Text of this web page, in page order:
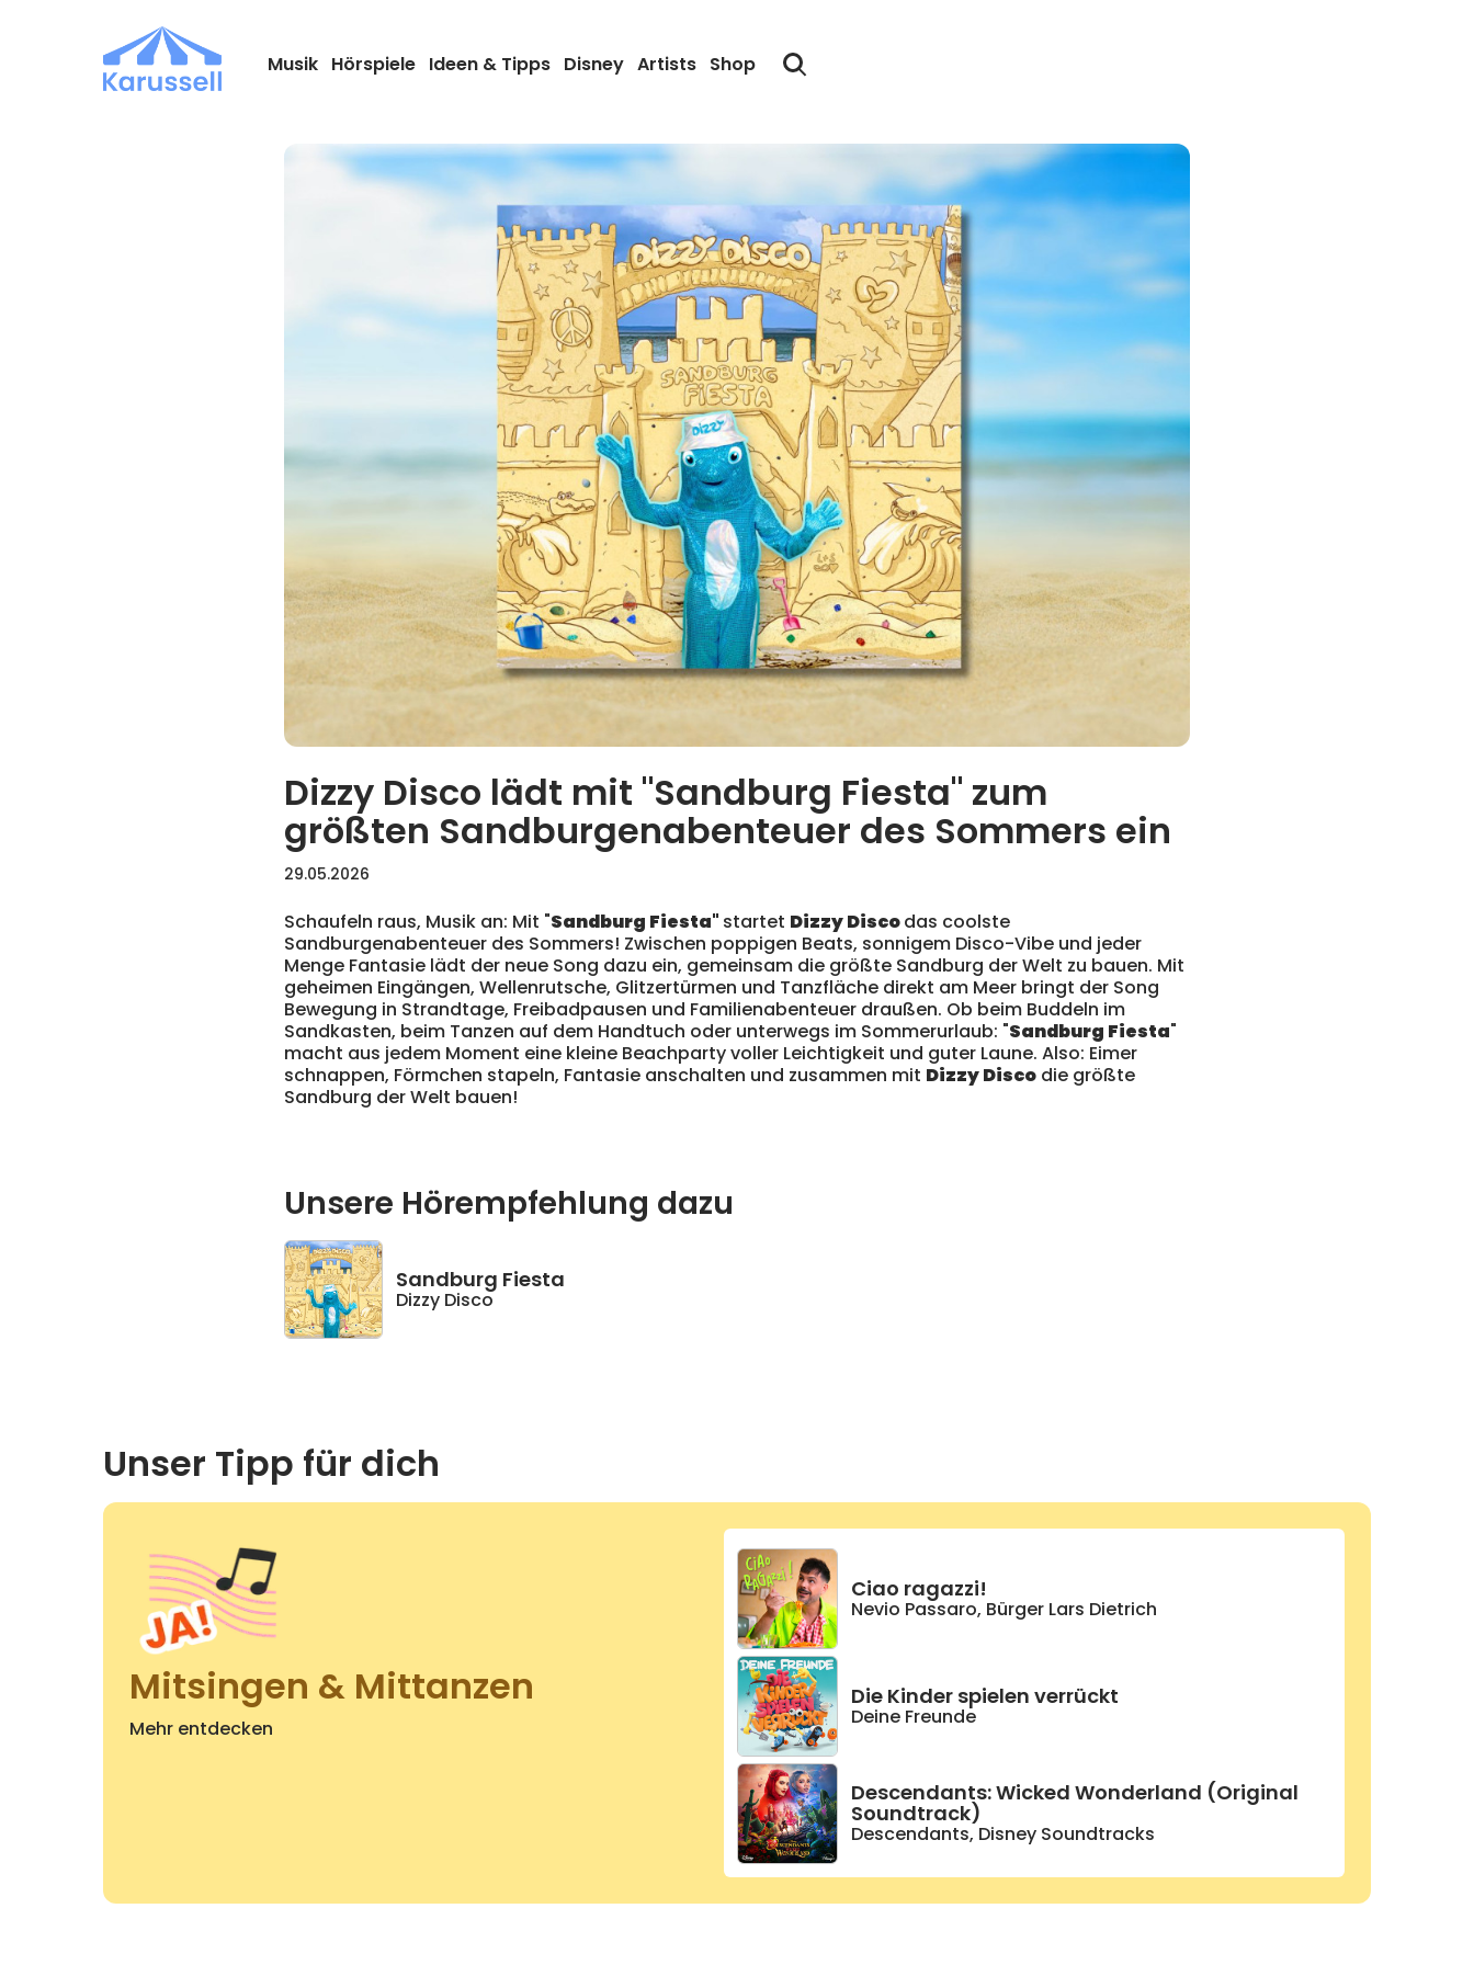
Musik Hörspiele Ideen & Tipps Disney Artists Shop
Dizzy Disco lädt mit "Sandburg Fiesta" zum
größten Sandburgenabenteuer des Sommers ein
29.05.2026
Schaufeln raus, Musik an: Mit "Sandburg Fiesta" startet Dizzy Discodas coolste
Sandburgenabenteuer des Sommers! Zwischen poppigen Beats, sonnigem Disco-Vibe und jeder
Menge Fantasie lädt der neue Song dazu ein, gemeinsam die größte Sandburg der Welt zu bauen. Mit
geheimen Eingängen, Wellenrutsche, Glitzertürmen und Tanzfläche direkt am Meer bringt der Song
Bewegung in Strandtage, Freibadpausen und Familienabenteuer draußen. Ob beim Buddeln im
Sandkasten, beim Tanzen auf dem Handtuch oder unterwegs im Sommerurlaub: "Sandburg Fiesta"
macht aus jedem Moment eine kleine Beachparty voller Leichtigkeit und guter Laune. Also: Eimer
schnappen, Förmchen stapeln, Fantasie anschalten und zusammen mit Dizzy Disco die größte
Sandburg der Welt bauen!
Unsere Hörempfehlung dazu
Sandburg Fiesta
Dizzy Disco
Unser Tipp für dich
Mitsingen & Mittanzen
Mehr entdecken
Ciao ragazzi!
Nevio Passaro, Bürger Lars Dietrich
Die Kinder spielen verrückt
Deine Freunde
Descendants: Wicked Wonderland (Original
Soundtrack)
Descendants, Disney Soundtracks